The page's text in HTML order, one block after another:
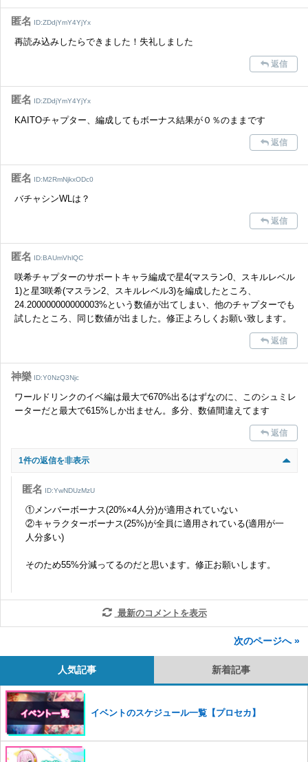
匿名 ID:ZDdjYmY4YjYx
再読み込みしたらできました！失礼しました
返信
匿名 ID:ZDdjYmY4YjYx
KAITOチャプター、編成してもボーナス結果が０％のままです
返信
匿名 ID:M2RmNjkxODc0
バチャシンWLは？
返信
匿名 ID:BAUmVhlQC
咲希チャプターのサポートキャラ編成で星4(マスラン0、スキルレベル
1)と星3咲希(マスラン2、スキルレベル3)を編成したところ、
24.200000000000003%という数値が出てしまい、他のチャプターでも
試したところ、同じ数値が出ました。修正よろしくお願い致します。
返信
神樂 ID:Y0NzQ3Njc
ワールドリンクのイベ編は最大で670%出るはずなのに、このシュミレ
ーターだと最大で615%しか出ません。多分、数値間違えてます
返信
1件の返信を非表示
匿名 ID:YwNDUzMzU
①メンバーボーナス(20%×4人分)が適用されていない
②キャラクターボーナス(25%)が全員に適用されている(適用が一
人分多い)
そのため55%分減ってるのだと思います。修正お願いします。
最新のコメントを表示
次のページへ »
人気記事 新着記事
イベントのスケジュール一覧【プロセカ】